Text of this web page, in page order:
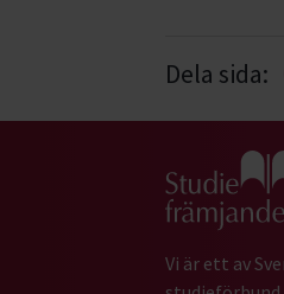
Dela sida:
Gå till
Vi är ett av